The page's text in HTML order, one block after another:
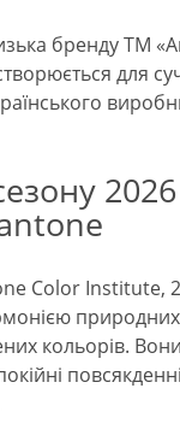
бренду ТМ
для
2026
Color Institute,
природних
кольорів.